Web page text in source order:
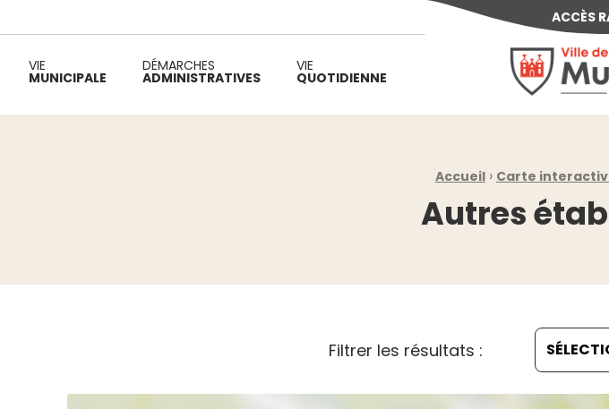
ACCÈS
Ville de
VIE
MUNICIPALE
DÉMARCHES
ADMINISTRATIVES
VIE
QUOTIDIENNE
Accueil › Carte
Autres
Filtrer les résultats :